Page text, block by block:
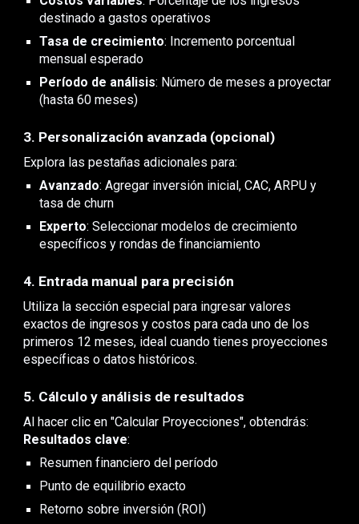
destinado a gastos operativos
Tasa de crecimiento: Incremento porcentual
mensual esperado
Período de análisis: Número de meses a proyectar
(hasta 60 meses)
3. Personalización avanzada (opcional)
Explora las pestañas adicionales para:
Avanzado: Agregar inversión inicial, CAC, ARPU y
tasa de churn
Experto: Seleccionar modelos de crecimiento
específicos y rondas de financiamiento
4. Entrada manual para precisión
Utiliza la sección especial para ingresar valores
exactos de ingresos y costos para cada uno de los
primeros 12 meses, ideal cuando tienes proyecciones
específicas o datos históricos.
5. Cálculo y análisis de resultados
Al hacer clic en "Calcular Proyecciones", obtendrás:
Resultados clave:
Resumen financiero del período
Punto de equilibrio exacto
Retorno sobre inversión (ROI)